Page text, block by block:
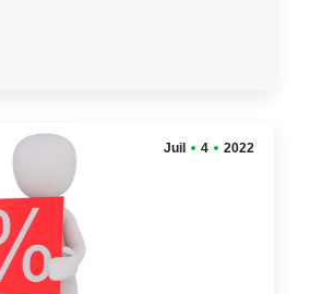
Juil 4 2022